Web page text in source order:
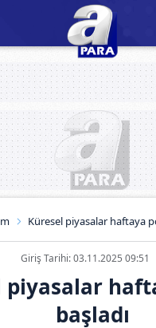
Küresel piyasalar haftaya
Giriş Tarihi: 03.11.2025 09:51
piyasalar
başladı